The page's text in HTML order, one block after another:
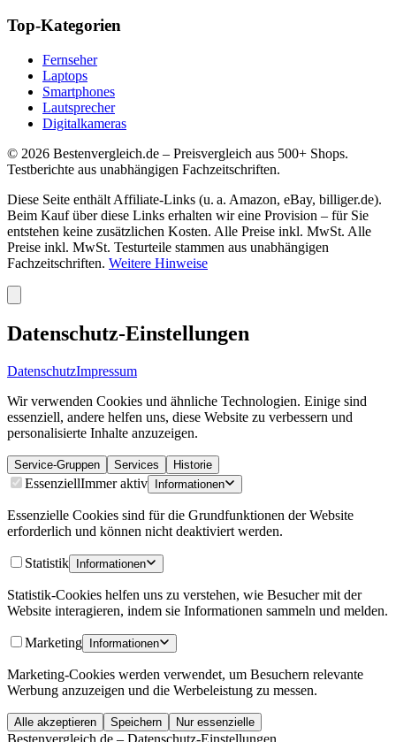
Top-Kategorien
Fernseher
Laptops
Smartphones
Lautsprecher
Digitalkameras
© 2026 Bestenvergleich.de – Preisvergleich aus 500+ Shops.
Testberichte aus unabhängigen Fachzeitschriften.
Diese Seite enthält Affiliate-Links (u. a. Amazon, eBay, billiger.de).
Beim Kauf über diese Links erhalten wir eine Provision – für Sie
entstehen keine zusätzlichen Kosten. Alle Preise inkl. MwSt. Alle
Preise inkl. MwSt. Testurteile stammen aus unabhängigen
Fachzeitschriften. Weitere Hinweise
Datenschutz-Einstellungen
DatenschutzImpressum
Wir verwenden Cookies und ähnliche Technologien. Einige sind
essenziell, andere helfen uns, diese Website zu verbessern und
personalisierte Inhalte anzuzeigen.
Service-Gruppen Services Historie
EssenziellImmer aktiv Informationen
Essenzielle Cookies sind für die Grundfunktionen der Website
erforderlich und können nicht deaktiviert werden.
Statistik Informationen
Statistik-Cookies helfen uns zu verstehen, wie Besucher mit der
Website interagieren, indem sie Informationen sammeln und melden.
Marketing Informationen
Marketing-Cookies werden verwendet, um Besuchern relevante
Werbung anzuzeigen und die Werbeleistung zu messen.
Alle akzeptieren Speichern Nur essenzielle
Bestenvergleich.de – Datenschutz-Einstellungen